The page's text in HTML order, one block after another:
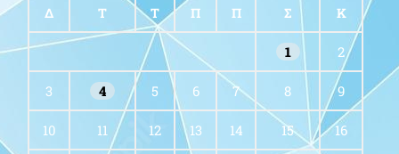
Δ Τ Τ Π Π Σ Κ
1 2
3 4 5 6 7 8 9
10 11 12 13 14 15 16